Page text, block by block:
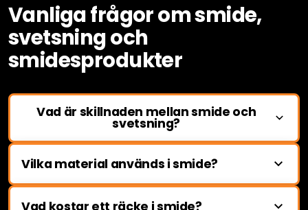
Vanliga frågor om smide,
svetsning och
smidesprodukter
Vad är skillnaden mellan smide och
svetsning?
Smide är en hantverksmetod där metall bearbetas
genom formning, bockning och ibland uppvärmning –
ofta för att skapa räcken, grindar eller dekorativa
detaljer. Svetsning handlar om att sammanfoga
Vilka material används i smide?
De vanligaste materialen är stål, smidesjärn och
Vad kostar ett räcke i smide?